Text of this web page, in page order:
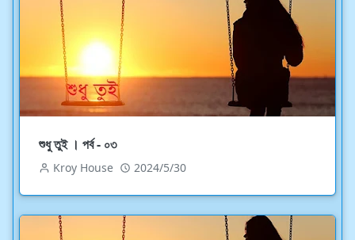
শুধু তুই । পর্ব - ০৩
Kroy House 2024/5/30